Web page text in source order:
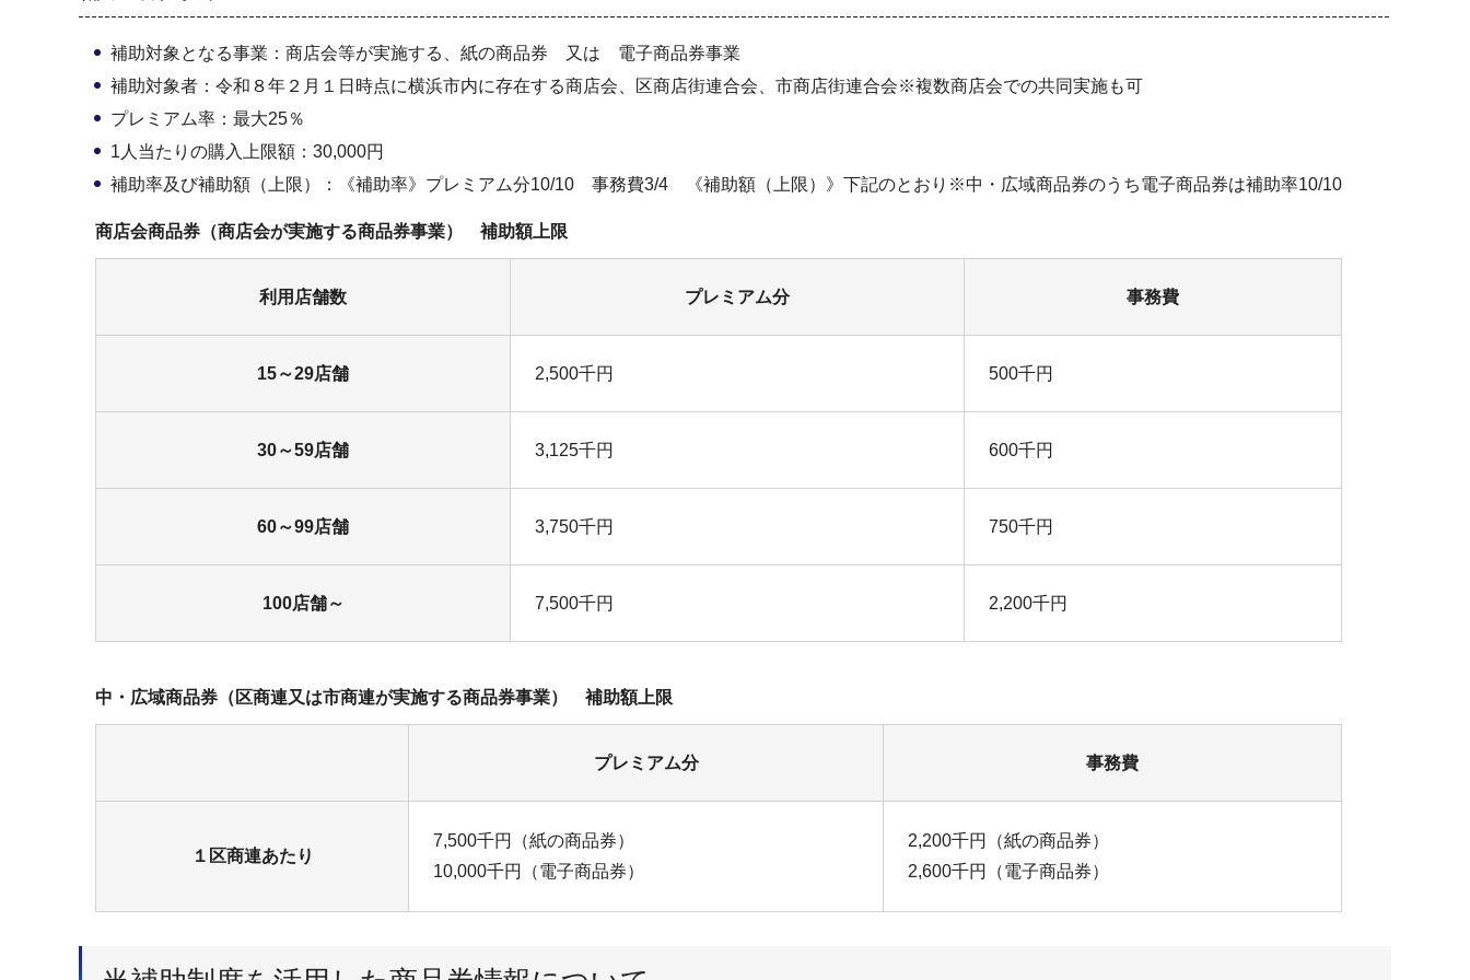
補助対象となる事業：商店会等が実施する、紙の商品券 又は 電子商品券事業
補助対象者：令和８年２月１日時点に横浜市内に存在する商店会、区商店街連合会、市商店街連合会※複数商店会での共同実施も可
プレミアム率：最大25％
1人当たりの購入上限額：30,000円
補助率及び補助額（上限）：《補助率》プレミアム分10/10 事務費3/4 《補助額（上限）》下記のとおり※中・広域商品券のうち電子商品券は補助率10/10
商店会商品券（商店会が実施する商品券事業） 補助額上限
利用店舗数 プレミアム分 事務費
15～29店舗 2,500千円 500千円
30～59店舗 3,125千円 600千円
60～99店舗 3,750千円 750千円
100店舗～ 7,500千円 2,200千円
中・広域商品券（区商連又は市商連が実施する商品券事業） 補助額上限
プレミアム分 事務費
１区商連あたり
7,500千円（紙の商品券）
10,000千円（電子商品券）
2,200千円（紙の商品券）
2,600千円（電子商品券）